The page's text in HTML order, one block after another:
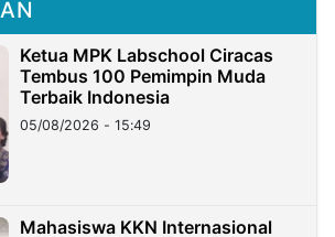
Ketua MPK Labschool Ciracas
Tembus 100 Pemimpin Muda
Terbaik Indonesia
05/08/2026 - 15:49
Mahasiswa KKN Internasional